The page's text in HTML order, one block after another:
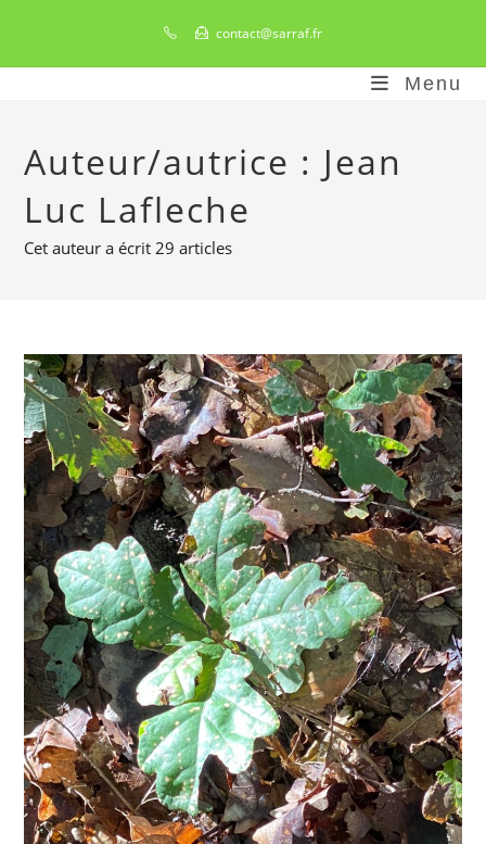
content
contact@sarraf.fr
Menu
Auteur/autrice : Jean
Luc Lafleche
Cet auteur a écrit 29 articles